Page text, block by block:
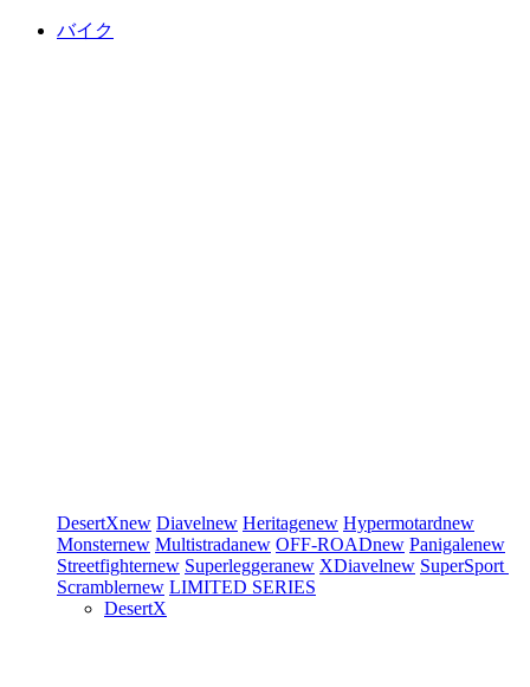
バイク
DesertXnew Diavelnew Heritagenew Hypermotardnew
Monsternew Multistradanew OFF-ROADnew Panigalenew
Streetfighternew Superleggeranew XDiavelnew SuperSport
Scramblernew LIMITED SERIES
DesertX